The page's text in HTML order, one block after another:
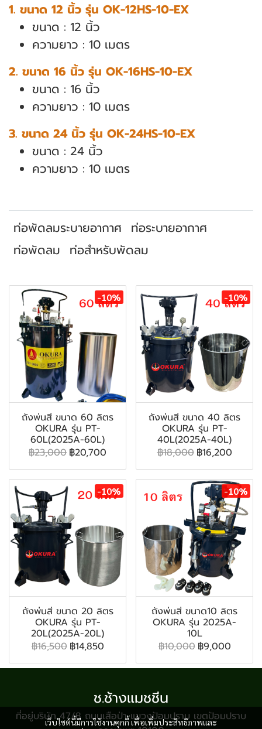
1. ขนาด 12 นิ้ว รุ่น OK-12HS-10-EX
ขนาด : 12 นิ้ว
ความยาว : 10 เมตร
2. ขนาด 16 นิ้ว รุ่น OK-16HS-10-EX
ขนาด : 16 นิ้ว
ความยาว : 10 เมตร
3. ขนาด 24 นิ้ว รุ่น OK-24HS-10-EX
ขนาด : 24 นิ้ว
ความยาว : 10 เมตร
ท่อพัดลมระบายอากาศ ท่อระบายอากาศ
ท่อพัดลม ท่อสำหรับพัดลม
-10%
ถังพ่นสี ขนาด 60 ลิตร
OKURA รุ่น PT-
60L(2025A-60L)
฿23,000 ฿20,700
-10%
ถังพ่นสี ขนาด 40 ลิตร
OKURA รุ่น PT-
40L(2025A-40L)
฿18,000 ฿16,200
-10%
ถังพ่นสี ขนาด 20 ลิตร
OKURA รุ่น PT-
20L(2025A-20L)
฿16,500 ฿14,850
-10%
ถังพ่นสี ขนาด10 ลิตร
OKURA รุ่น 2025A-
10L
฿10,000 ฿9,000
เว็บไซต์นี้มีการใช้งานคุกกี้ เพื่อเพิ่มประสิทธิภาพและ
ช.ช้างแมชชีน
ที่อยู่บริษัท 47/8 ถนนเสือป่า แขวงป้อมปราบ เขตป้อมปราบ